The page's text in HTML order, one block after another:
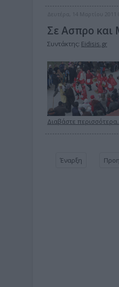
Δευτέρα, 14 Μαρτίου 2011
Σε Ασπρο
Συντάκτης: Eidisis.gr
Διαβάστε
Έναρξη